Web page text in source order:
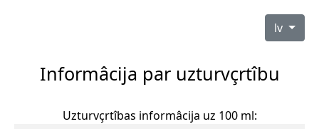
lv
Informâcija par uzturvçrtîbu
Uzturvçrtîbas informâcija uz 100 ml: